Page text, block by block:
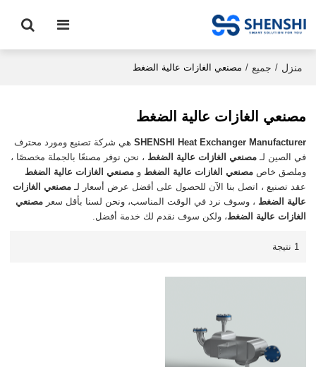
منزل / جميع / مصنعي الغازات عالية الضغط
مصنعي الغازات عالية الضغط
SHENSHI Heat Exchanger Manufacturer​ هي شركة تصنيع ومورد محترف
في الصين لـمصنعي الغازات عالية الضغط ، نحن نوفر مصنعًا بالجملة مخصصًا ،
وملصق خاصمصنعي الغازات عالية الضغط ومصنعي الغازات عالية الضغط
عقد تصنيع ، اتصل بنا الآن للحصول على أفضل عرض أسعار لـمصنعي الغازات
عالية الضغط ، وسوف نرد في الوقت المناسب، ونحن لسنا بأقل سعرمصنعي
الغازات عالية الضغط، ولكن سوف نقدم لك خدمة أفضل.
1 نتيجة